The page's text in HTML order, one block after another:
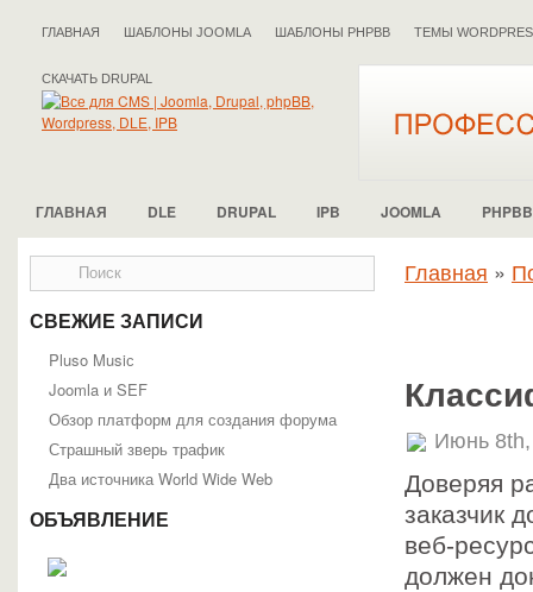
ГЛАВНАЯ ШАБЛОНЫ JOOMLA ШАБЛОНЫ PHPBB ТЕМЫ
СКАЧАТЬ DRUPAL
ГЛАВНАЯ DLE DRUPAL IPB JOOMLA PHPBB
СВЕЖИЕ ЗАПИСИ
Pluso Musiс
Joomla и SEF
Обзор платформ для создания форума
Страшный зверь трафик
Два источника World Wide Web
ОБЪЯВЛЕНИЕ
Главная »
Июнь
Доверяя
заказчик
веб-
должен